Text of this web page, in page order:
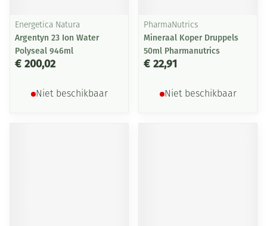
Energetica Natura
Argentyn 23 Ion Water
Polyseal 946ml
€ 200,02
Niet beschikbaar
PharmaNutrics
Mineraal Koper Druppels
50ml Pharmanutrics
€ 22,91
Niet beschikbaar